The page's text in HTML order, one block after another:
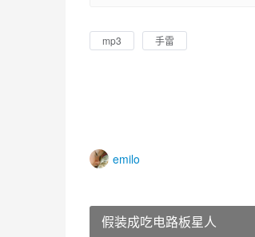
mp3 手雷
emilo
假装成吃电路板星人